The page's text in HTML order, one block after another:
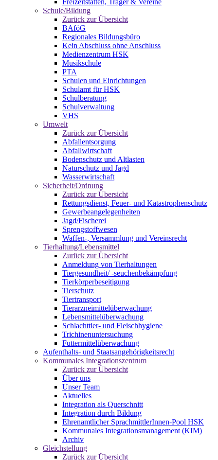
Schule/Bildung
Zurück zur Übersicht
BAföG
Regionales Bildungsbüro
Kein Abschluss ohne Anschluss
Medienzentrum HSK
Musikschule
PTA
Schulen und Einrichtungen
Schulamt für HSK
Schulberatung
Schulverwaltung
VHS
Umwelt
Zurück zur Übersicht
Abfallentsorgung
Abfallwirtschaft
Bodenschutz und Altlasten
Naturschutz und Jagd
Wasserwirtschaft
Sicherheit/Ordnung
Zurück zur Übersicht
Rettungsdienst, Feuer- und Katastrophenschutz
Gewerbeangelegenheiten
Jagd/Fischerei
Sprengstoffwesen
Waffen-, Versammlung und Vereinsrecht
Tierhaltung/Lebensmittel
Zurück zur Übersicht
Anmeldung von Tierhaltungen
Tiergesundheit/ -seuchenbekämpfung
Tierkörperbeseitigung
Tierschutz
Tiertransport
Tierarzneimittelüberwachung
Lebensmittelüberwachung
Schlachttier- und Fleischhygiene
Trichinenuntersuchung
Futtermittelüberwachung
Aufenthalts- und Staatsangehörigkeitsrecht
Kommunales Integrationszentrum
Zurück zur Übersicht
Über uns
Unser Team
Aktuelles
Integration als Querschnitt
Integration durch Bildung
Ehrenamtlicher SprachmittlerInnen-Pool HSK
Kommunales Integrationsmanagement (KIM)
Archiv
Gleichstellung
Zurück zur Übersicht